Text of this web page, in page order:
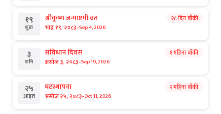
१९
शुक्र
श्रीकृष्ण जन्माष्टमी व्रत
भाद्र १९, २०८३-Sep 4, 2026
२८ दिन बाँकी
३
शनि
संविधान दिवस
असोज ३, २०८३-Sep 19, 2026
१ महिना बाँकी
२५
आइत
घटस्थापना
असोज २५, २०८३-Oct 11, 2026
२ महिना बाँकी